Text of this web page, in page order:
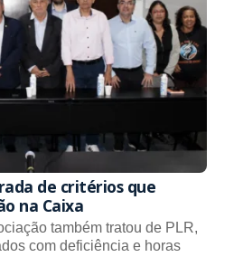
de critérios que
na Caixa
também tratou de PLR,
com deficiência e horas